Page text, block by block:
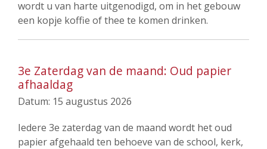
wordt u van harte uitgenodigd, om in het gebouw
een kopje koffie of thee te komen drinken.
3e Zaterdag van de maand: Oud papier
afhaaldag
Datum: 15 augustus 2026
Iedere 3e zaterdag van de maand wordt het oud
papier afgehaald ten behoeve van de school, kerk,